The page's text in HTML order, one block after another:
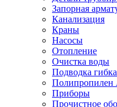
Запорная
Канализация
Краны
Насосы
Отопление
Очистка воды
Подводка
Полипропилен
Приборы
Прочистное